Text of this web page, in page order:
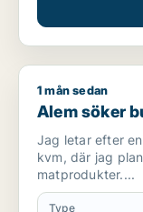
Alem söker butik
1 mån sedan
Alem söker
Jag letar efter
kvm, där jag
matprodukter....
Type